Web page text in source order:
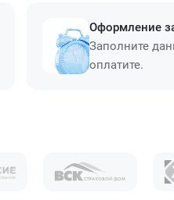
Оформление
Заполните
оплатите.